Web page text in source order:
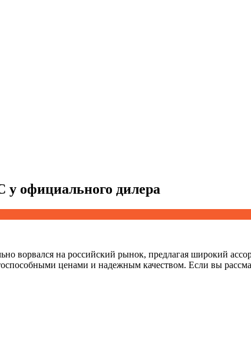
официального дилера
ворвался на российский рынок, предлагая широкий
ценами и надежным качеством. Если вы